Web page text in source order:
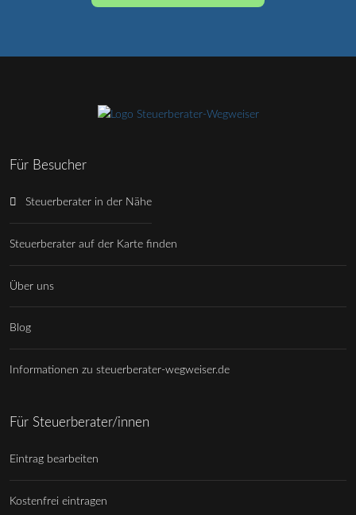
Für Besucher
Steuerberater in der Nähe
Steuerberater auf der Karte finden
Über uns
Blog
Informationen zu steuerberater-wegweiser.de
Für Steuerberater/innen
Eintrag bearbeiten
Kostenfrei eintragen